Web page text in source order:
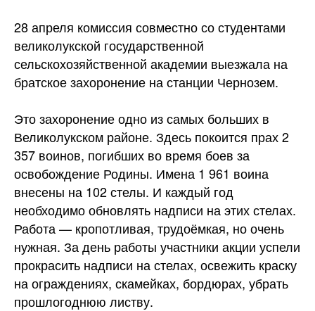
28 апреля комиссия совместно со студентами
великолукской государственной
сельскохозяйственной академии выезжала на
братское захоронение на станции Чернозем.
Это захоронение одно из самых больших в
Великолукском районе. Здесь покоится прах 2
357 воинов, погибших во время боев за
освобождение Родины. Имена 1 961 воина
внесены на 102 стелы. И каждый год
необходимо обновлять надписи на этих стелах.
Работа — кропотливая, трудоёмкая, но очень
нужная. За день работы участники акции успели
прокрасить надписи на стелах, освежить краску
на ограждениях, скамейках, бордюрах, убрать
прошлогоднюю листву.